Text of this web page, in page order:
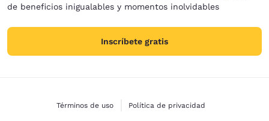
de beneficios inigualables y momentos inolvidables
Inscríbete gratis
Términos de uso Política de privacidad